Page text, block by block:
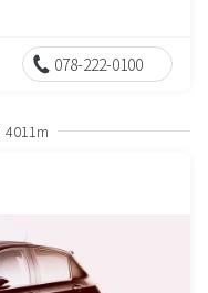
078-222-0100
4011m